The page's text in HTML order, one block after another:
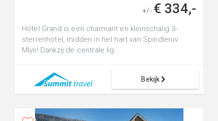
+/- € 334,-
Hotel Grand is een charmant en kleinschalig 3-
sterrenhotel, midden in het hart van Spindleruv
Mlyn! Dankzij de centrale lig...
Bekijk